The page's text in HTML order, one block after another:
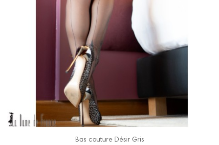
Bas couture Désir Gris